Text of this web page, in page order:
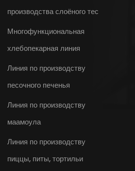
производства слоёного тес
Многофункциональная
хлебопекарная линия
Линия по производству
песочного печенья
Линия по производству
маамоула
Линия по производству
пиццы, питы, тортильи